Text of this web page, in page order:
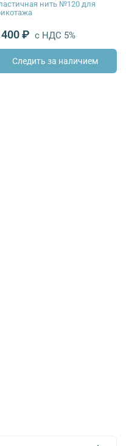
нить №120 для
400 ₽ с НДС 5%
Следить за наличием